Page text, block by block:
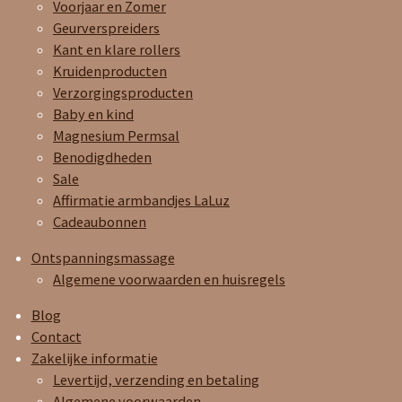
Voorjaar en Zomer
Geurverspreiders
Kant en klare rollers
Kruidenproducten
Verzorgingsproducten
Baby en kind
Magnesium Permsal
Benodigdheden
Sale
Affirmatie armbandjes LaLuz
Cadeaubonnen
Ontspanningsmassage
Algemene voorwaarden en huisregels
Blog
Contact
Zakelijke informatie
Levertijd, verzending en betaling